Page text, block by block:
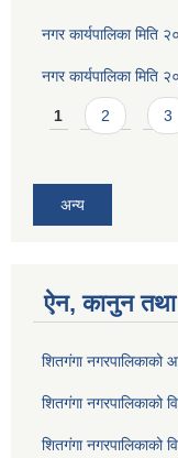
नगर कार्यपालिका
नगर कार्यपालिका
Pages
1 2 3
अन्य
ऐन, कानुन तथा
शितगंगा नगरपालिकाको
शितगंगा नगरपालिकाको
शितगंगा नगरपालिकाको